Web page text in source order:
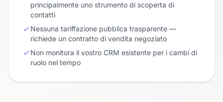
principalmente uno strumento di scoperta di
contatti
Nessuna tariffazione pubblica trasparente —
richiede un contratto di vendita negoziato
Non monitora il vostro CRM esistente per i cambi di
ruolo nel tempo